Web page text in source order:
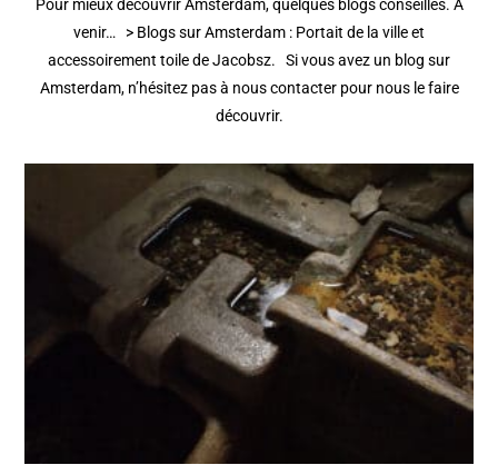
Pour mieux découvrir Amsterdam, quelques blogs conseillés. A
venir… > Blogs sur Amsterdam : Portait de la ville et
accessoirement toile de Jacobsz. Si vous avez un blog sur
Amsterdam, n’hésitez pas à nous contacter pour nous le faire
découvrir.